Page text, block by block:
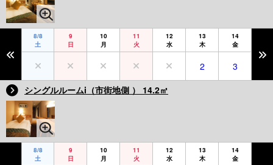
8/8
土
9
日
10
月
11
火
12
水
13
木
14
金
2
3
シングルルームi（市街地側 ） 14.2㎡
8/8
土
9
日
10
月
11
火
12
水
13
木
14
金